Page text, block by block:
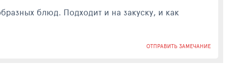
и на закуску, и как
ОТПРАВИТЬ ЗАМЕЧАНИЕ